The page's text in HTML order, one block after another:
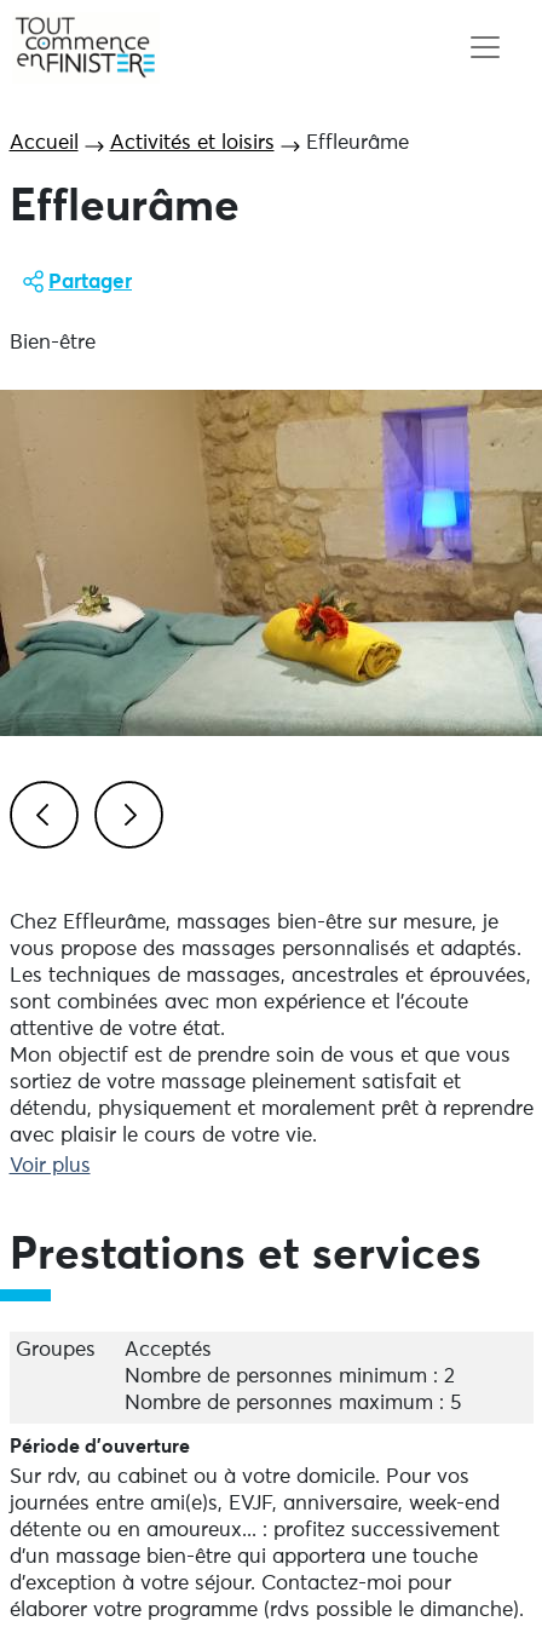
Accueil Activités et loisirs Effleurâme
Effleurâme
Partager
Bien-être
Chez Effleurâme, massages bien-être sur mesure, je
vous propose des massages personnalisés et adaptés.
Les techniques de massages, ancestrales et éprouvées,
sont combinées avec mon expérience et l'écoute
attentive de votre état.
Mon objectif est de prendre soin de vous et que vous
sortiez de votre massage pleinement satisfait et
détendu, physiquement et moralement prêt à reprendre
avec plaisir le cours de votre vie.
dans une vieille maison bretonne, dans pièce
confortable dédiée à votre massage,
* A votre domicile ou dans votre hébergement (gîte,
Porspoder (+/- 20kms, si vous êtes plus loin, me
consulter). Je me déplace avec tout le matériel
nécessaire à une prestation confortable et
Si vous êtes de passage, lors d'un séjour avec des
amis, pensez à la possibilité d'organiser une journée
bien-être où chacun profitera de son massage sur-
mesure ! Programme établi ensemble selon votre
budget.
Voir plus
Prestations et services
Groupes
Acceptés
Nombre de personnes minimum : 2
Nombre de personnes maximum : 5
Période d'ouverture
Sur rdv, au cabinet ou à votre domicile. Pour vos
journées entre ami(e)s, EVJF, anniversaire, week-end
détente ou en amoureux... : profitez successivement
d'un massage bien-être qui apportera une touche
d'exception à votre séjour. Contactez-moi pour
élaborer votre programme (rdvs possible le dimanche).